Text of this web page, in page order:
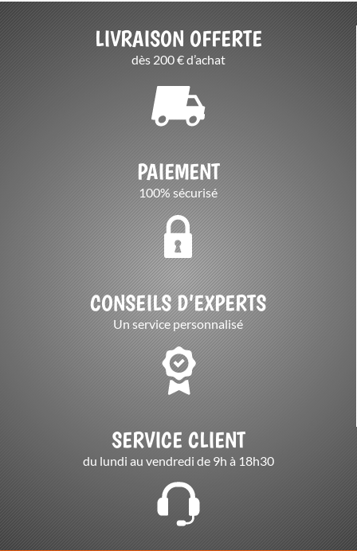
LIVRAISON OFFERTE
dès 200 € d’achat
PAIEMENT
100% sécurisé
CONSEILS D’EXPERTS
Un service personnalisé
SERVICE CLIENT
du lundi au vendredi de 9h à 18h30